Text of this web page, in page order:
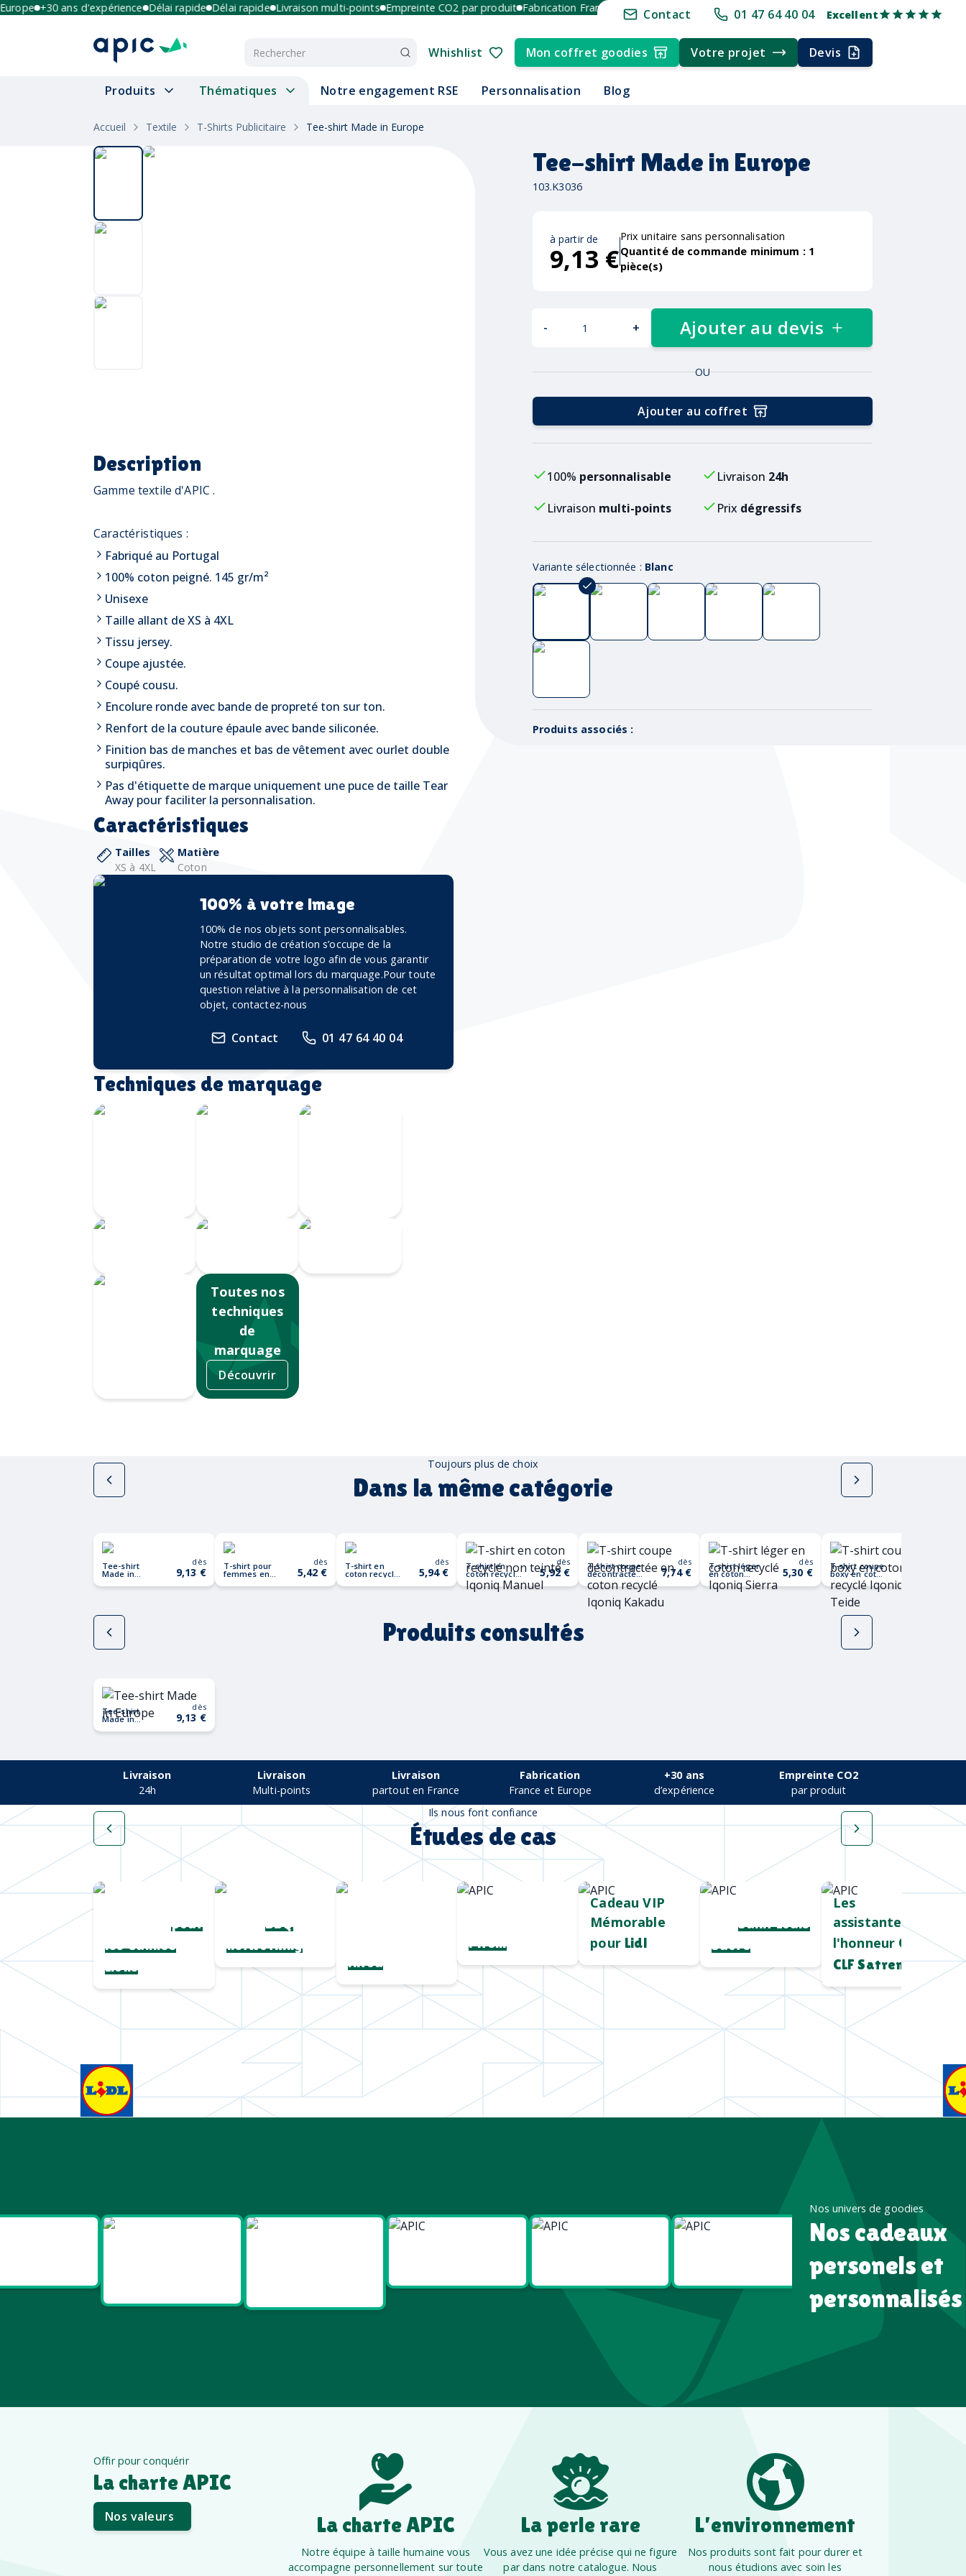
+30 ans d'expérience Délai rapide Délai rapide Livraison multi-points Empreinte CO2 par produit Fabrication France et Europe +30 ans d'expérience Délai rapide Délai rapide Livraison multi-
Contact 01 47 64 40 04 Excellent
Whishlist Mon coffret goodies Votre projet Devis
Produits Thématiques Notre engagement RSE Personnalisation Blog
Accueil Textile T-Shirts Publicitaire Tee-shirt Made in Europe
Description
Gamme textile d'APIC .
Caractéristiques :
Fabriqué au Portugal
100% coton peigné. 145 gr/m²
Unisexe
Taille allant de XS à 4XL
Tissu jersey.
Coupe ajustée.
Coupé cousu.
Encolure ronde avec bande de propreté ton sur ton.
Renfort de la couture épaule avec bande siliconée.
Finition bas de manches et bas de vêtement avec ourlet double
surpiqûres.
Pas d'étiquette de marque uniquement une puce de taille Tear
Away pour faciliter la personnalisation.
Caractéristiques
Tailles
XS à 4XL
Matière
Coton
100% à votre image
100% de nos objets sont personnalisables.
Notre studio de création s’occupe de la
préparation de votre logo afin de vous garantir
un résultat optimal lors du marquage.Pour toute
question relative à la personnalisation de cet
objet, contactez-nous
Contact 01 47 64 40 04
Techniques de marquage
Toutes nos
techniques
de
marquage
Découvrir
Tee-shirt Made in Europe
103.K3036
à partir de
9,13 €
Prix unitaire sans personnalisation
Quantité de commande minimum : 1
pièce(s)
- + Ajouter au devis
OU
Ajouter au coffret
100% personnalisable Livraison 24h
Livraison multi-points Prix dégressifs
Variante sélectionnée : Blanc
Produits associés :
Toujours plus de choix
Dans la même catégorie
Tee-shirt
Made in
dès
9,13 € T-shirt pour
femmes en
Iqoniq Yala
dès
5,42 € T-shirt en
coton recyclé
Iqoniq Bryce
dès
5,94 € T-shirt en
coton recyclé
non teinté
Iqoniq Manuel
dès
5,92 € T-shirt coupe
décontractée
en coton
recyclé Iqoniq
Kakadu
dès
7,74 € T-shirt léger
en coton
recyclé Iqoniq
Sierra
dès
5,30 € T-shirt coupe
boxy en coton
recyclé Iqoniq
Teide
Produits consultés
Tee-shirt
Made in
dès
9,13 €
Livraison
24h
Livraison
Multi-points
Livraison
partout en France
Fabrication
France et Europe
+30 ans
d’expérience
Empreinte CO2
par produit
Ils nous font confiance
Études de cas
pour
les Cannes
Lions
BBQ
networking
Hiroa
Pirelli
Cadeau VIP
Mémorable
pour Lidl
Saint Louis
Sucre
Les
assistantes à
l'honneur Chez
CLF Satrem
Goodies
High tech
Nos univers de goodies
Nos cadeaux
personels et
personnalisés
Offir pour conquérir
La charte APIC
Nos valeurs La charte APIC
Notre équipe à taille humaine vous
accompagne personnellement sur toute
La perle rare
Vous avez une idée précise qui ne figure
par dans notre catalogue. Nous
L’environnement
Nos produits sont fait pour durer et
nous étudions avec soin les